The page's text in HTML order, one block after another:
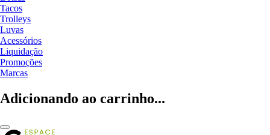
Tacos
Trolleys
Luvas
Acessórios
Liquidação
Promoções
Marcas
Adicionando ao carrinho...